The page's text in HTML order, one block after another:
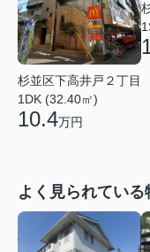
杉並区下高井戸２丁目
1DK (32.40㎡)
10.4万円
よく見られている